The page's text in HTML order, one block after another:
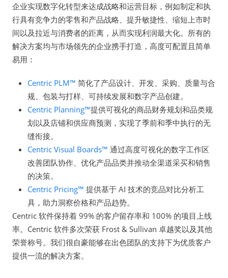
企业实现数字化转型来达成战略和运营目标，例如制定和执
行具有竞争力的零售和产品战略、提升敏捷性、缩短上市时
间以及拉近与消费者的距离，从而实现利润最大化。所有的
解决方案均与市场领先的企业携手打造，高度可配置且简单
易用：
Centric PLM™ 简化了产品设计、开发、采购、质量与合
规、包装与打样、可持续发展和数字产品创建。
Centric Planning™提供可视化的商品财务规划和品类规
划以及店铺和供应商预测，实现了季前和季中执行的无
缝衔接。
Centric Visual Boards™ 通过高度可视化的数字工作区
改善团队协作、优化产品品类并推动全渠道采买和销售
的决策。
Centric Pricing™ 提供基于 AI 技术的竞品对比分析工
具，助力洞察价格和产品趋势。
Centric 软件保持着 99% 的客户留存率和 100% 的项目上线
率。Centric 软件多次荣获 Frost & Sullivan 卓越奖以及其他
荣誉称号。我们很自豪能够在出色团队的支持下为优质客户
提供一流的解决方案。